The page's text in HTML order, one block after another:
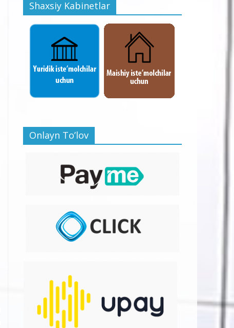
Shaxsiy Kabinetlar
Onlayn To’lov